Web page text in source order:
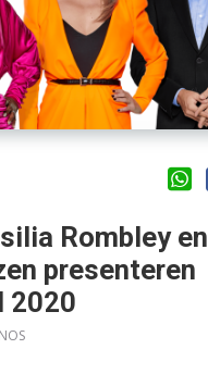
Rombley en
presenteren
2020
NOS